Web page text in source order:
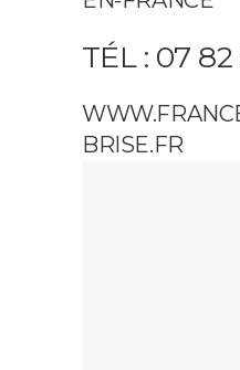
TÉL : 07 82
BRISE.FR